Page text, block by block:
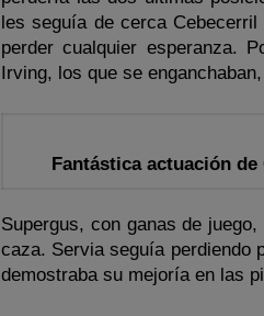
les seguía de cerca
perder cualquier esperanza.
Irving, los que se
Fantástica actuación
Supergus, con ganas de
caza. Servia seguía perdiendo
demostraba su mejoría en las